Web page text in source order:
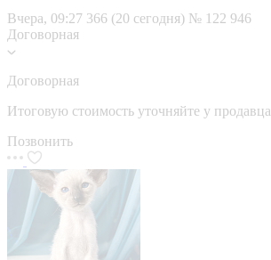
Вчера, 09:27 366 (20 сегодня) № 122 946
Договорная
Договорная
Итоговую стоимость уточняйте у продавца
Позвонить